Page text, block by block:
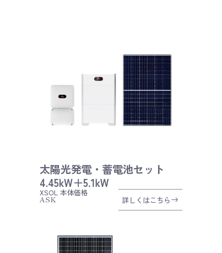
太陽光発電・蓄電池セット
4.45kW＋5.1kW
XSOL 本体価格
ASK 詳しくはこちら